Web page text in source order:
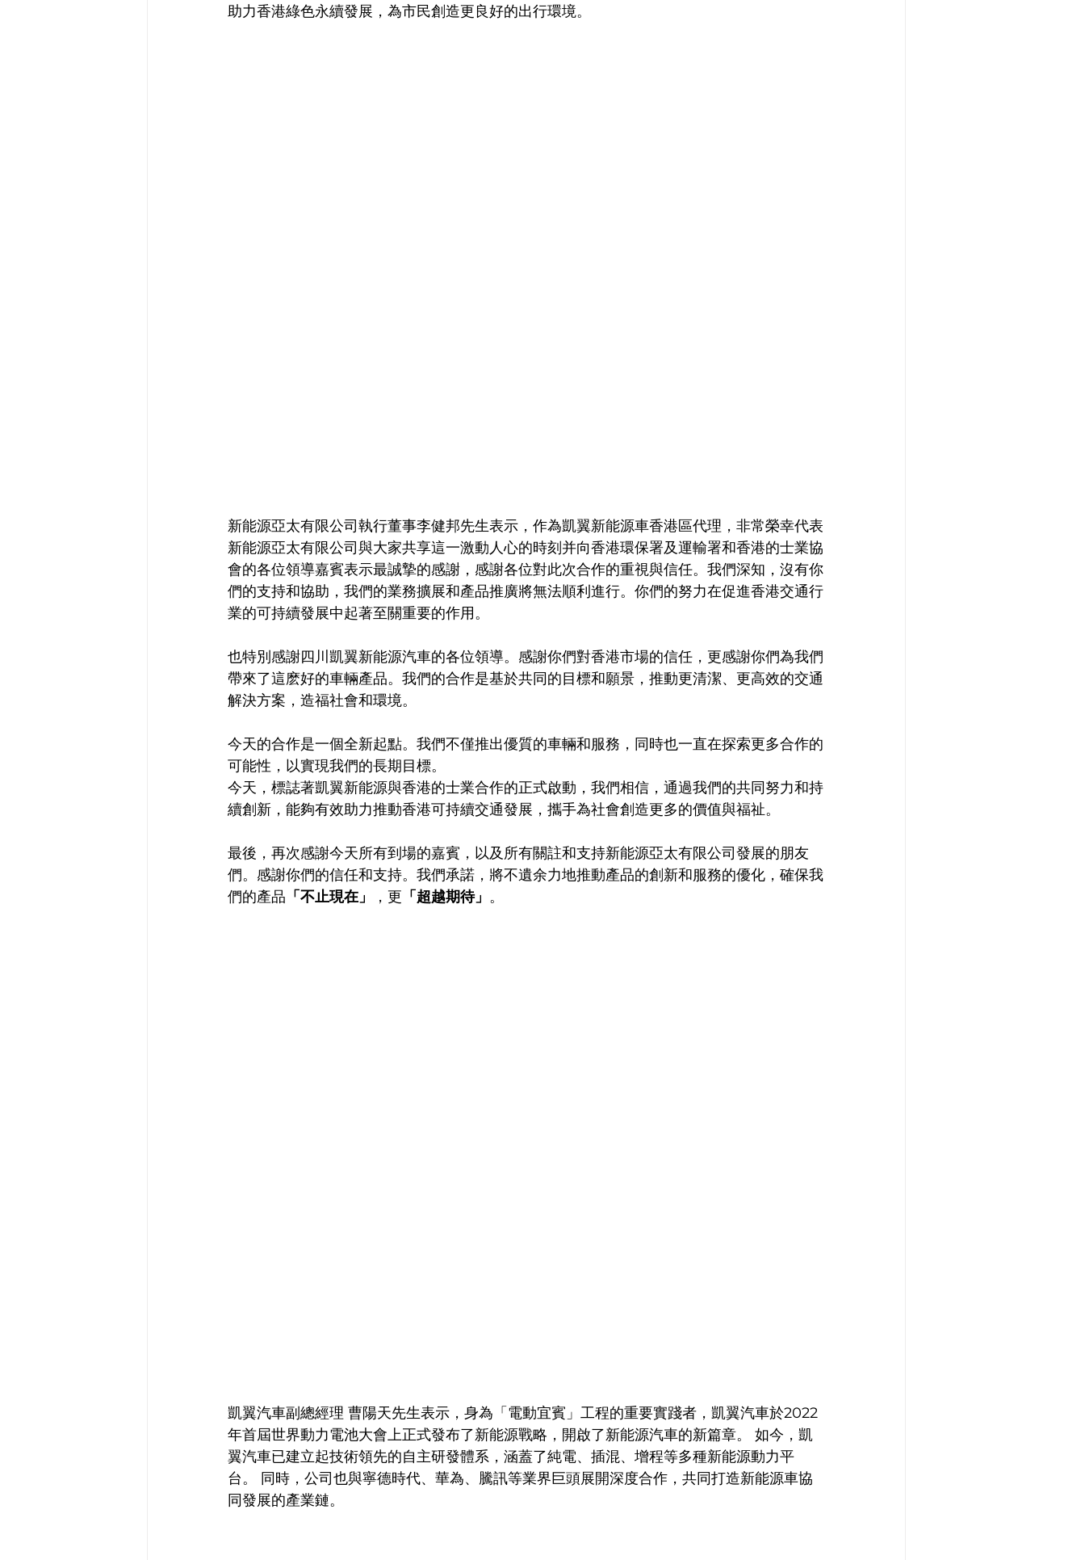
助力香港綠色永續發展，為市民創造更良好的出行環境。
新能源亞太有限公司執行董事李健邦先生表示，作為凱翼新能源車香港區代理，非常榮幸代表
新能源亞太有限公司與大家共享這一激動人心的時刻并向香港環保署及運輸署和香港的士業協
會的各位領導嘉賓表示最誠摯的感謝，感謝各位對此次合作的重視與信任。我們深知，沒有你
們的支持和協助，我們的業務擴展和產品推廣將無法順利進行。你們的努力在促進香港交通行
業的可持續發展中起著至關重要的作用。
也特別感謝四川凱翼新能源汽車的各位領導。感謝你們對香港市場的信任，更感謝你們為我們
帶來了這麽好的車輛產品。我們的合作是基於共同的目標和願景，推動更清潔、更高效的交通
解決方案，造福社會和環境。
今天的合作是一個全新起點。我們不僅推出優質的車輛和服務，同時也一直在探索更多合作的
可能性，以實現我們的長期目標。
今天，標誌著凱翼新能源與香港的士業合作的正式啟動，我們相信，通過我們的共同努力和持
續創新，能夠有效助力推動香港可持續交通發展，攜手為社會創造更多的價值與福祉。
最後，再次感謝今天所有到場的嘉賓，以及所有關註和支持新能源亞太有限公司發展的朋友
們。感謝你們的信任和支持。我們承諾，將不遺余力地推動產品的創新和服務的優化，確保我
們的產品 「不止現在」 ，更 「超越期待」 。
凱翼汽車副總經理 曹陽天先生表示，身為「電動宜賓」工程的重要實踐者，凱翼汽車於2022
年首屆世界動力電池大會上正式發布了新能源戰略，開啟了新能源汽車的新篇章。 如今，凱
翼汽車已建立起技術領先的自主研發體系，涵蓋了純電、插混、增程等多種新能源動力平
台。 同時，公司也與寧德時代、華為、騰訊等業界巨頭展開深度合作，共同打造新能源車協
同發展的產業鏈。